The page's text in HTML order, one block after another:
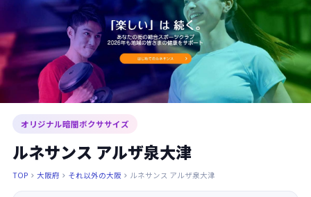
オリジナル暗闇ボクササイズ
ルネサンス アルザ泉大津
TOP  大阪府  それ以外の大阪  ルネサンス アルザ泉大津